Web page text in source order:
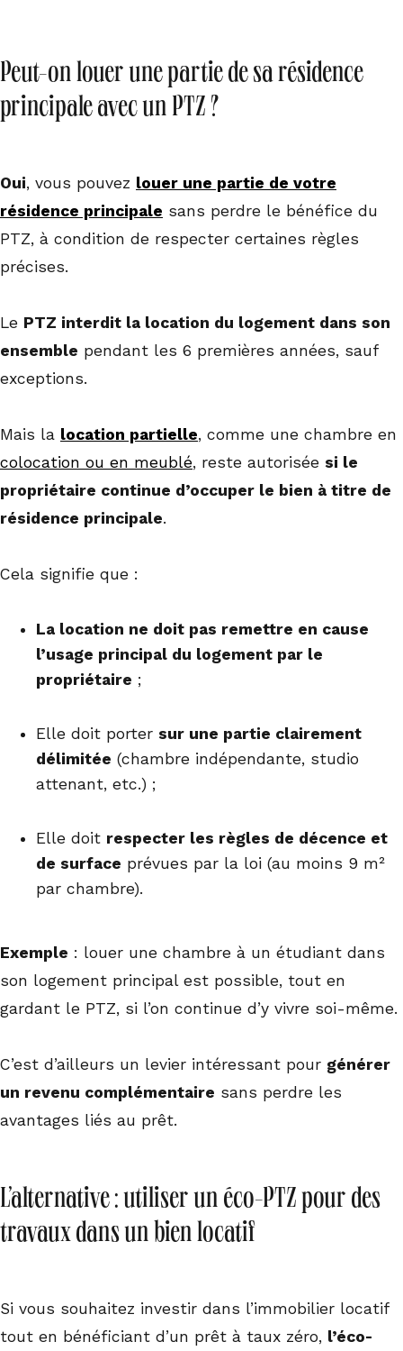
Peut-on louer une partie de sa résidence
principale avec un PTZ ?
Oui, vous pouvez louer une partie de votre
résidence principale sans perdre le bénéfice du
PTZ, à condition de respecter certaines règles
précises.
Le PTZ interdit la location du logement dans son
ensemble pendant les 6 premières années, sauf
exceptions.
Mais la location partielle, comme une chambre en
colocation ou en meublé, reste autorisée si le
propriétaire continue d’occuper le bien à titre de
résidence principale.
Cela signifie que :
La location ne doit pas remettre en cause
l’usage principal du logement par le
propriétaire ;
Elle doit porter sur une partie clairement
délimitée (chambre indépendante, studio
attenant, etc.) ;
Elle doit respecter les règles de décence et
de surface prévues par la loi (au moins 9 m²
par chambre).
Exemple : louer une chambre à un étudiant dans
son logement principal est possible, tout en
gardant le PTZ, si l’on continue d’y vivre soi-même.
C’est d’ailleurs un levier intéressant pour générer
un revenu complémentaire sans perdre les
avantages liés au prêt.
L’alternative : utiliser un éco-PTZ pour des
travaux dans un bien locatif
Si vous souhaitez investir dans l’immobilier locatif
tout en bénéficiant d’un prêt à taux zéro, l’éco-